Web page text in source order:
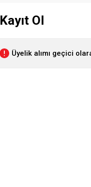
Kayıt Ol
Üyelik alımı geçici